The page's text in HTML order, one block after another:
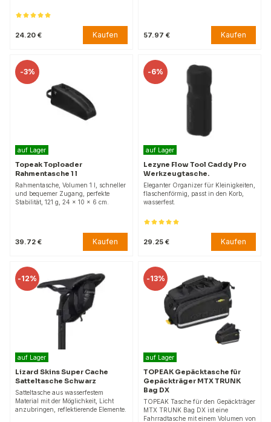
24.20 € Kaufen 57.97 € Kaufen
-3%
auf Lager
Topeak Toploader
Rahmentasche 1 l
Rahmentasche, Volumen 1 l, schneller
und bequemer Zugang, perfekte
Stabilität, 121 g, 24 x 10 x 6 cm.
39.72 € Kaufen
-6%
auf Lager
Lezyne Flow Tool Caddy Pro
Werkzeugtasche.
Eleganter Organizer für Kleinigkeiten,
flaschenförmig, passt in den Korb,
wasserfest.
29.25 € Kaufen
-12%
auf Lager
Lizard Skins Super Cache
Satteltasche Schwarz
Satteltasche aus wasserfestem
Material mit der Möglichkeit, Licht
anzubringen, reflektierende Elemente.
-13%
auf Lager
TOPEAK Gepäcktasche für
Gepäckträger MTX TRUNK
Bag DX
TOPEAK Tasche für den Gepäckträger
MTX TRUNK Bag DX ist eine
Fahrradtasche mit einem Volumen von